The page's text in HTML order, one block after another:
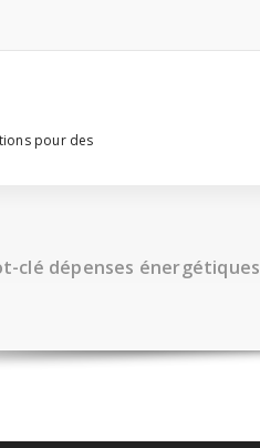
pour des
clé dépenses énergétiques